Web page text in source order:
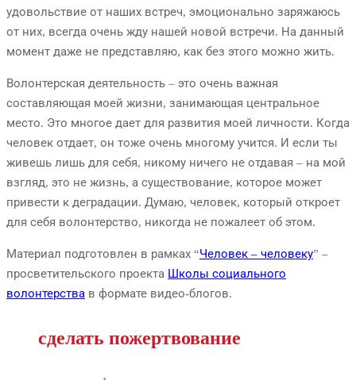
удовольствие от наших встреч, эмоционально заряжаюсь
от них, всегда очень жду нашей новой встречи. На данный
момент даже не представляю, как без этого можно жить.
Волонтерская деятельность – это очень важная
составляющая моей жизни, занимающая центральное
место. Это многое дает для развития моей личности. Когда
человек отдает, он тоже очень многому учится. И если ты
живешь лишь для себя, никому ничего не отдавая – на мой
взгляд, это не жизнь, а существование, которое может
привести к деградации. Думаю, человек, который откроет
для себя волонтерство, никогда не пожалеет об этом.
Материал подготовлен в рамках “Человек – человеку” –
просветительского проекта Школы социального
волонтерства в формате видео-блогов.
сделать пожертвование